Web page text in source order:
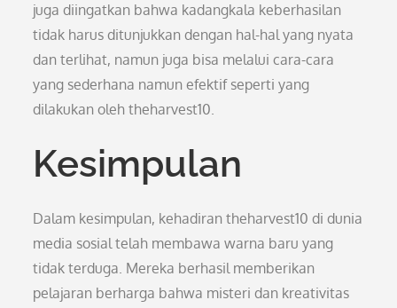
juga diingatkan bahwa kadangkala keberhasilan
tidak harus ditunjukkan dengan hal-hal yang nyata
dan terlihat, namun juga bisa melalui cara-cara
yang sederhana namun efektif seperti yang
dilakukan oleh theharvest10.
Kesimpulan
Dalam kesimpulan, kehadiran theharvest10 di dunia
media sosial telah membawa warna baru yang
tidak terduga. Mereka berhasil memberikan
pelajaran berharga bahwa misteri dan kreativitas